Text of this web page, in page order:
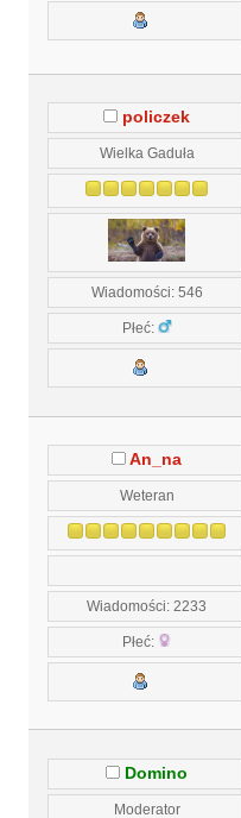
policzek
Wielka Gaduła
Wiadomości: 546
Płeć:
An_na
Weteran
Wiadomości: 2233
Płeć:
Domino
Moderator